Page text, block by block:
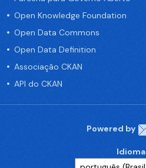
Open Knowledge Foundation
Open Data Commons
Open Data Definition
Associação CKAN
API do CKAN
Powered by
Idioma